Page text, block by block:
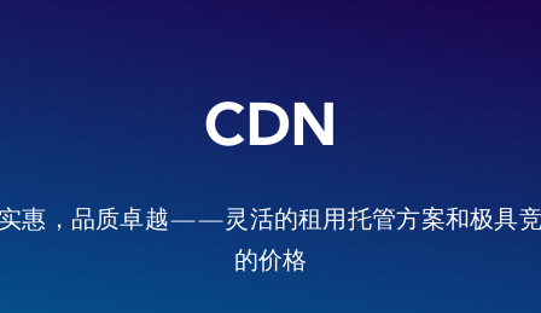
CDN
惠，品质卓越——灵活的租用托管方案和极具
的价格